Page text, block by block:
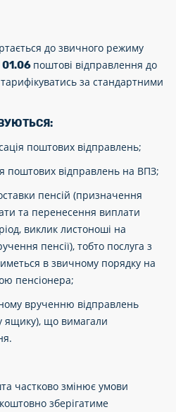
до звичного режиму
01.06 поштові відправлення до
за стандартними
поштових відправлень;
поштових відправлень на ВПЗ;
пенсій (призначення
та перенесення виплати
виклик листоноші на
пенсії), тобто послуга з
в звичному порядку на
пенсіонера;
врученню відправлень
ящику), що вимагали
частково змінює умови
зберігатиме